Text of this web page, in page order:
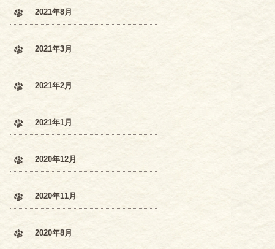
2021年8月
2021年3月
2021年2月
2021年1月
2020年12月
2020年11月
2020年8月